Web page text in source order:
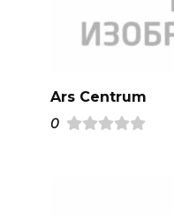
Ars Centrum
0